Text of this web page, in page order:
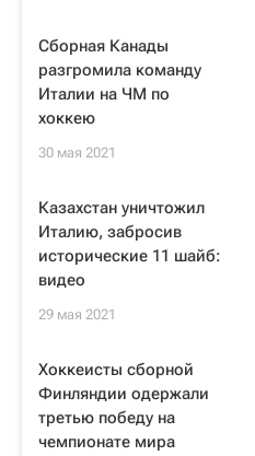
Сборная Канады
разгромила команду
Италии на ЧМ по
хоккею
30 мая 2021
Казахстан уничтожил
Италию, забросив
исторические 11 шайб:
видео
29 мая 2021
Хоккеисты сборной
Финляндии одержали
третью победу на
чемпионате мира